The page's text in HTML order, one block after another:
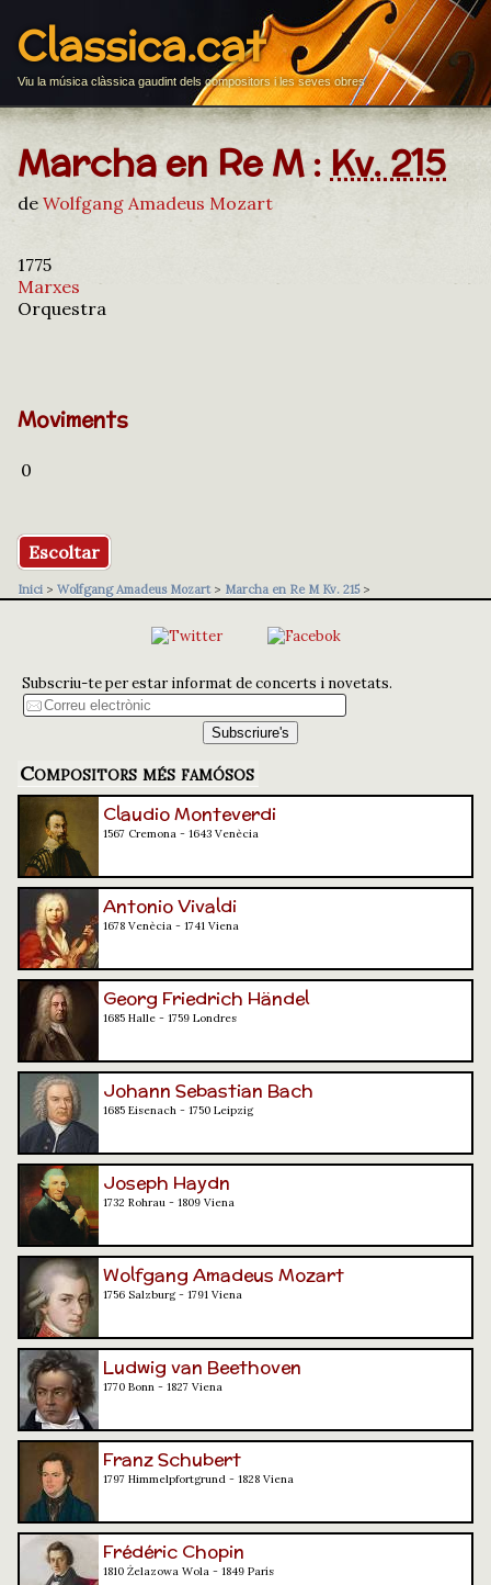
Classica.cat
Viu la música clàssica gaudint dels compositors i les seves obres
Marcha en Re M : Kv. 215
de Wolfgang Amadeus Mozart
1775
Marxes
Orquestra
Moviments
0
Escoltar
Inici > Wolfgang Amadeus Mozart> Marcha en Re M Kv. 215>
Subscriu-te per estar informat de concerts i novetats.
Compositors més famósos
Claudio Monteverdi
1567 Cremona - 1643 Venècia
Antonio Vivaldi
1678 Venècia - 1741 Viena
Georg Friedrich Händel
1685 Halle - 1759 Londres
Johann Sebastian Bach
1685 Eisenach - 1750 Leipzig
Joseph Haydn
1732 Rohrau - 1809 Viena
Wolfgang Amadeus Mozart
1756 Salzburg - 1791 Viena
Ludwig van Beethoven
1770 Bonn - 1827 Viena
Franz Schubert
1797 Himmelpfortgrund - 1828 Viena
Frédéric Chopin
1810 Żelazowa Wola - 1849 París